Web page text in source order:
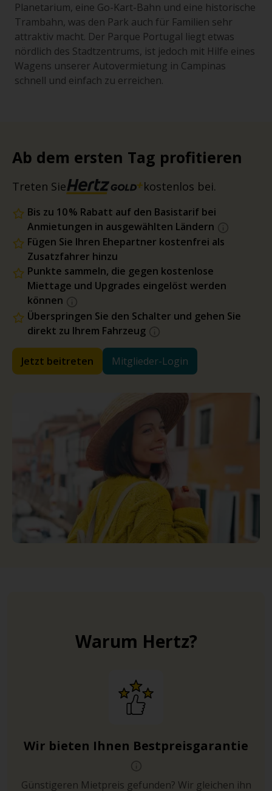
Planetarium, eine Go-Kart-Bahn und eine historische
Trambahn, was den Park auch für Familien sehr
attraktiv macht. Der Parque Portugal liegt etwas
nördlich des Stadtzentrums, ist jedoch mit Hilfe eines
Wagens unserer Autovermietung in Campinas
schnell und einfach zu erreichen.
Ab dem ersten Tag profitieren
Treten Sie kostenlos bei.
Bis zu 10 % Rabatt auf den Basistarif bei
Anmietungen in ausgewählten Ländern
Fügen Sie Ihren Ehepartner kostenfrei als
Zusatzfahrer hinzu
Punkte sammeln, die gegen kostenlose
Miettage und Upgrades eingelöst werden
können
Überspringen Sie den Schalter und gehen Sie
direkt zu Ihrem Fahrzeug
Jetzt beitreten Mitglieder-Login
Warum Hertz?
Wir bieten Ihnen Bestpreisgarantie
Günstigeren Mietpreis gefunden? Wir gleichen ihn